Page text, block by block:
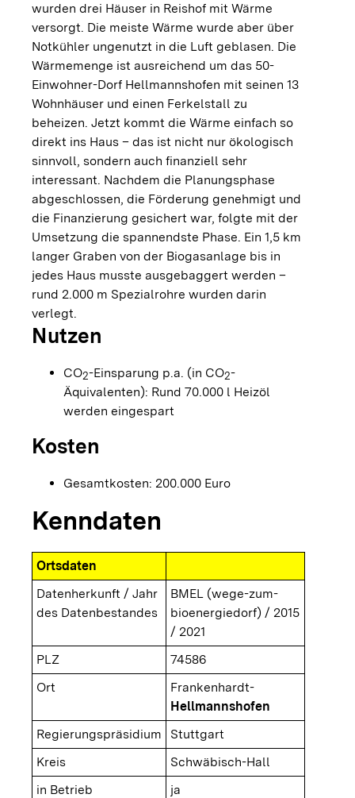
wurden drei Häuser in Reishof mit Wärme
versorgt. Die meiste Wärme wurde aber über
Notkühler ungenutzt in die Luft geblasen. Die
Wärmemenge ist ausreichend um das 50-
Einwohner-Dorf Hellmannshofen mit seinen 13
Wohnhäuser und einen Ferkelstall zu
beheizen. Jetzt kommt die Wärme einfach so
direkt ins Haus – das ist nicht nur ökologisch
sinnvoll, sondern auch finanziell sehr
interessant. Nachdem die Planungsphase
abgeschlossen, die Förderung genehmigt und
die Finanzierung gesichert war, folgte mit der
Umsetzung die spannendste Phase. Ein 1,5 km
langer Graben von der Biogasanlage bis in
jedes Haus musste ausgebaggert werden –
rund 2.000 m Spezialrohre wurden darin
verlegt.
Nutzen
CO2-Einsparung p.a. (in CO2-
Äquivalenten): Rund 70.000 l Heizöl
werden eingespart
Kosten
Gesamtkosten: 200.000 Euro
Kenndaten
Ortsdaten
Datenherkunft / Jahr
des Datenbestandes
BMEL (wege-zum-
bioenergiedorf) / 2015
/ 2021
PLZ
74586
Ort
Frankenhardt-
Hellmannshofen
Regierungspräsidium
Stuttgart
Kreis
Schwäbisch-Hall
in Betrieb
ja